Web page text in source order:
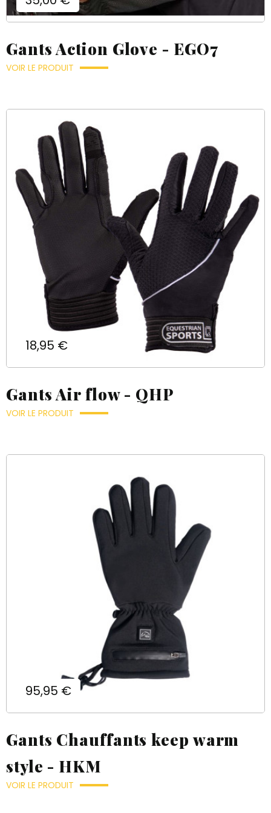
Gants Action Glove - EGO7
VOIR LE PRODUIT
Prix
18,95 €
Gants Air flow - QHP
VOIR LE PRODUIT
Prix
95,95 €
Gants Chauffants keep warm
style - HKM
VOIR LE PRODUIT